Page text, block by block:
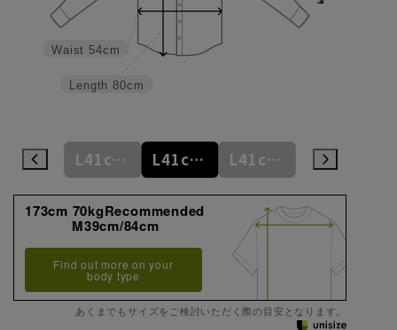
Length 80cm
Waist 54cm
L41cm/82cm L41cm/84cm L41cm/86cm
173cm 70kgRecommended
M39cm/84cm
Find out more on your
body type
あくまでもサイズをご検討いただく際の目安となります。